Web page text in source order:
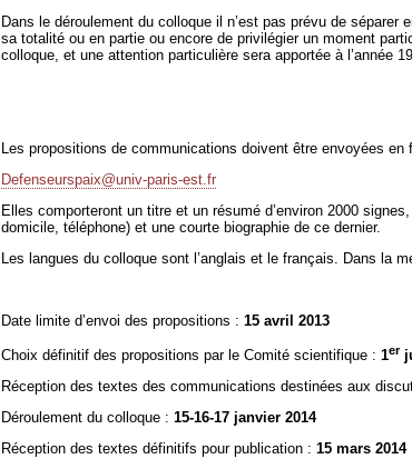
Dans le déroulement du colloque il n’est pas prévu de
sa totalité ou en partie ou encore de privilégier un moment
colloque, et une attention particulière sera apportée à l’année
Les propositions de communications doivent être envoyées
Defenseurspaix@univ-paris-est.fr
Elles comporteront un titre et un résumé d’environ 2000
domicile, téléphone) et une courte biographie de ce dernier.
Les langues du colloque sont l’anglais et le français. Dans la
Date limite d’envoi des propositions : 15 avril 2013
Choix définitif des propositions par le Comité scientifique : 1er
Réception des textes des communications destinées aux
Déroulement du colloque : 15-16-17 janvier 2014
Réception des textes définitifs pour publication : 15 mars 2014